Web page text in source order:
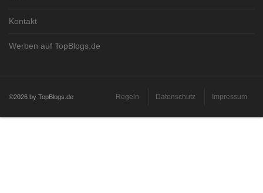
Kontakt
Werben auf TopBlogs.de
©2026 by TopBlogs.de Regeln Datenschutz Impressum